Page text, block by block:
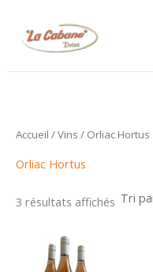
contenu
Accueil /Vins / Orliac Hortus
Orliac Hortus
3 résultats affichés